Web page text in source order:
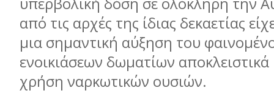
από τις αρχές της ίδιας δεκαετίας
μια σημαντική αύξηση του
ενοικιάσεων δωματίων αποκλειστικά
χρήση ναρκωτικών ουσιών.